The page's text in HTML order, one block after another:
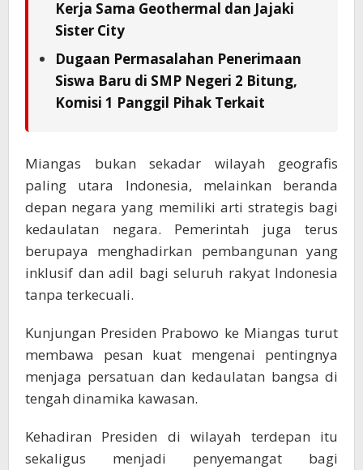
Kerja Sama Geothermal dan Jajaki
Sister City
Dugaan Permasalahan Penerimaan
Siswa Baru di SMP Negeri 2 Bitung,
Komisi 1 Panggil Pihak Terkait
Miangas bukan sekadar wilayah geografis
paling utara Indonesia, melainkan beranda
depan negara yang memiliki arti strategis bagi
kedaulatan negara. Pemerintah juga terus
berupaya menghadirkan pembangunan yang
inklusif dan adil bagi seluruh rakyat Indonesia
tanpa terkecuali.
Kunjungan Presiden Prabowo ke Miangas turut
membawa pesan kuat mengenai pentingnya
menjaga persatuan dan kedaulatan bangsa di
tengah dinamika kawasan.
Kehadiran Presiden di wilayah terdepan itu
sekaligus menjadi penyemangat bagi